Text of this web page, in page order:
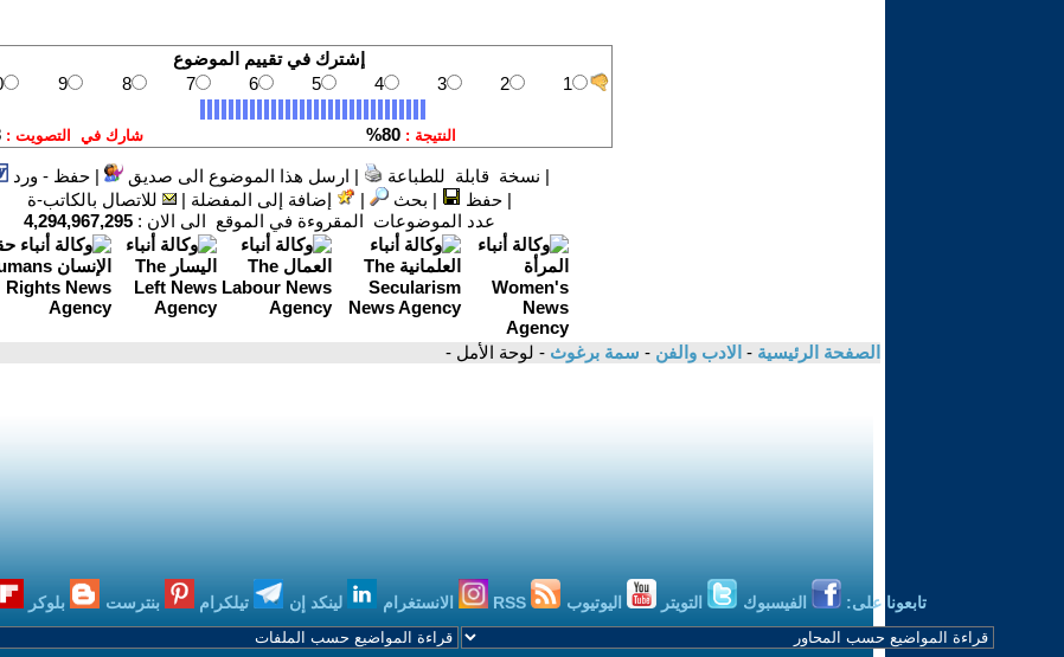
| نسخة قابلة للطباعة | ارسل هذا الموضوع الى صديق |حفظ - ورد
|حفظ | بحث | إضافة إلى المفضلة |
للاتصال بالكاتب-ة
عدد الموضوعات المقروءة في الموقع الى الان : 4,294,967,295
الصفحة الرئيسية - الادب والفن - سمة برغوث - لوحة الأمل -
تابعونا على: الفيسبوك التويتر اليوتيوب الانستغرام لينكد إن تيلكرام بنترست بلوكر